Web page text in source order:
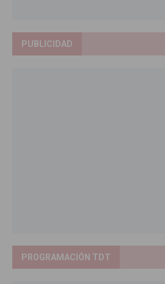
PUBLICIDAD
PROGRAMACIÓN TDT